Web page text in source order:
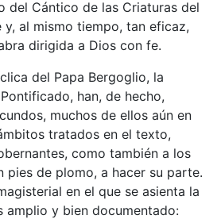
del Cántico de las Criaturas del
al mismo tiempo, tan eficaz,
dirigida a Dios con fe.
del Papa Bergoglio, la
han, de hecho,
muchos de ellos aún en
tratados en el texto,
como también a los
pies de plomo, a hacer su parte.
en el que se asienta la
amplio y bien documentado: